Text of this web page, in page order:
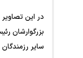
در این
بزرگوارشان
سایر